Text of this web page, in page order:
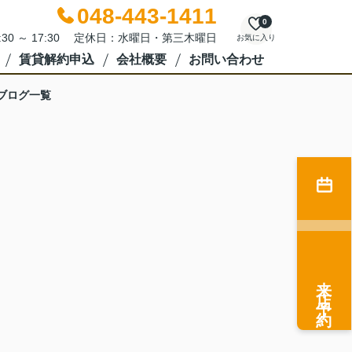
048-443-1411
～ 17:30 定休日：水曜日・第三木曜日 お気に入り
0
賃貸解約申込 会社概要 お問い合わせ
ログ一覧
来店予約